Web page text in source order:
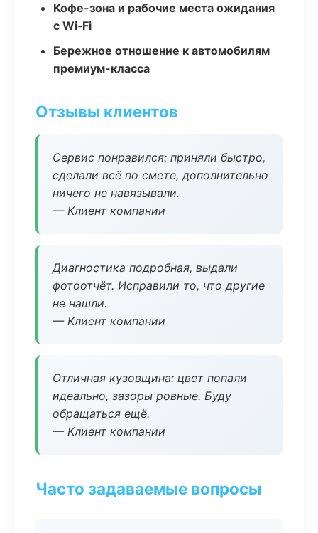
Кофе-зона и рабочие места ожидания
с Wi‑Fi
Бережное отношение к автомобилям
премиум-класса
Отзывы клиентов
Сервис понравился: приняли быстро,
сделали всё по смете, дополнительно
ничего не навязывали.
— Клиент компании
Диагностика подробная, выдали
фотоотчёт. Исправили то, что другие
не нашли.
— Клиент компании
Отличная кузовщина: цвет попали
идеально, зазоры ровные. Буду
обращаться ещё.
— Клиент компании
Часто задаваемые вопросы